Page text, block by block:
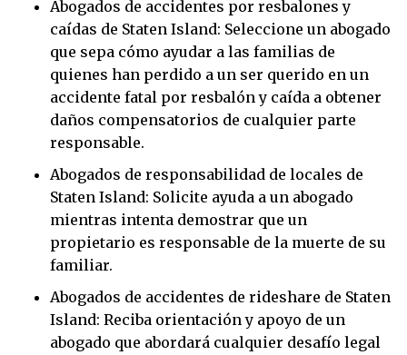
Abogados de accidentes por resbalones y
caídas de Staten Island: Seleccione un abogado
que sepa cómo ayudar a las familias de
quienes han perdido a un ser querido en un
accidente fatal por resbalón y caída a obtener
daños compensatorios de cualquier parte
responsable.
Abogados de responsabilidad de locales de
Staten Island: Solicite ayuda a un abogado
mientras intenta demostrar que un
propietario es responsable de la muerte de su
familiar.
Abogados de accidentes de rideshare de Staten
Island: Reciba orientación y apoyo de un
abogado que abordará cualquier desafío legal